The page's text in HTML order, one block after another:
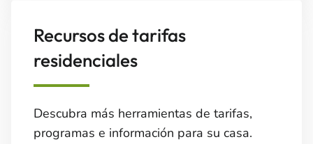
Recursos de tarifas
residenciales
Descubra más herramientas de tarifas,
programas e información para su casa.